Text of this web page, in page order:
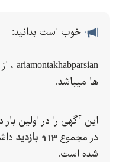
ارتباط با مدیریت:
در صورت تماس و عدم
خوب است بدانید:
ariamontakhabparsian ، از
ها میباشد.
این آگهی را در اولین بار
در مجموع913 بازدید
شده است.